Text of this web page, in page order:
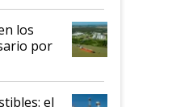
los
por
tras
el